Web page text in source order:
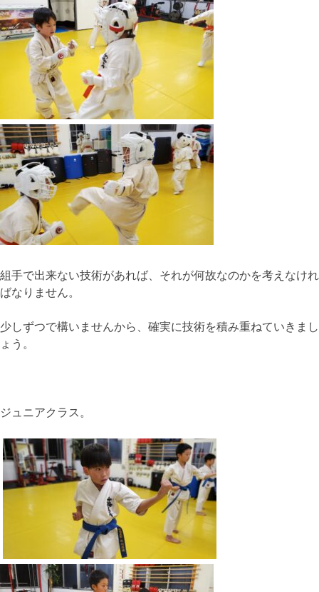
組手で出来ない技術があれば、それが何故なのかを考えなけれ
ばなりません。
少しずつで構いませんから、確実に技術を積み重ねていきまし
ょう。
ジュニアクラス。